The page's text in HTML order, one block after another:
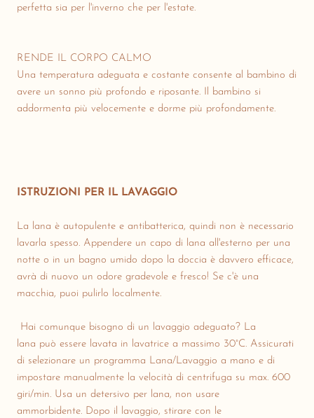
perfetta sia per l'inverno che per l'estate.
RENDE IL CORPO CALMO
Una temperatura adeguata e costante consente al bambino di
avere un sonno più profondo e riposante. Il bambino si
addormenta più velocemente e dorme più profondamente.
ISTRUZIONI PER IL LAVAGGIO
La lana è autopulente e antibatterica, quindi non è necessario
lavarla spesso. Appendere un capo di lana all'esterno per una
notte o in un bagno umido dopo la doccia è davvero efficace,
avrà di nuovo un odore gradevole e fresco! Se c'è una
macchia, puoi pulirlo localmente.
Hai comunque bisogno di un lavaggio adeguato? La
lana può essere lavata in lavatrice a massimo 30°C. Assicurati
di selezionare un programma Lana/Lavaggio a mano e di
impostare manualmente la velocità di centrifuga su max. 600
giri/min. Usa un detersivo per lana, non usare
ammorbidente. Dopo il lavaggio, stirare con le